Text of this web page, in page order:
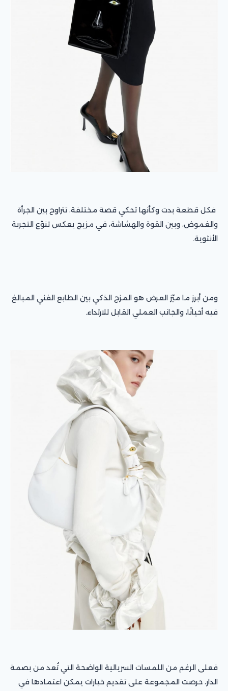
فكل قطعة بدت وكأنها تحكي قصة مختلفة، تتراوح بين الجرأة
والغموض، وبين القوة والهشاشة، في مزيج يعكس تنوّع التجربة
الأنثوية.
ومن أبرز ما ميّز العرض هو المزج الذكي بين الطابع الفني المبالغ
فيه أحيانًا، والجانب العملي القابل للارتداء.
فعلى الرغم من اللمسات السريالية الواضحة التي تُعد من بصمة
الدار، حرصت المجموعة على تقديم خيارات يمكن اعتمادها في